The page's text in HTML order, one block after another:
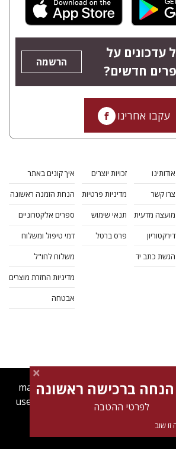
עדכונים על
חדשים?
הרשמה
עקבו אחרינו
אודותינו
צרו קשר
מועצה מדעית
דירקטוריון
הגשת כתב יד
זכויות יוצרים
מדיניות פרטיות
תנאי שימוש
פרס ברטל
איך קונים באתר
הנחת הזמנה ראשונה
ספרים אלקטרוניים
דמי טיפול ומשלוח
משלוח לחו"ל
מדיניות החזרת מוצרים
אבטחה
magnespress.co.il uses cookies to
user experience. Using this website
Find out more about our
לפרטי ההטבה
שוב